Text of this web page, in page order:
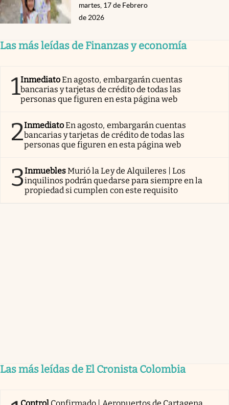
martes, 17 de Febrero
de 2026
Las más leídas de Finanzas y economía
1InmediatoEn agosto, embargarán cuentas
bancarias y tarjetas de crédito de todas las
personas que figuren en esta página web
2InmediatoEn agosto, embargarán cuentas
bancarias y tarjetas de crédito de todas las
personas que figuren en esta página web
3InmueblesMurió la Ley de Alquileres | Los
inquilinos podrán quedarse para siempre en la
propiedad si cumplen con este requisito
Las más leídas de El Cronista Colombia